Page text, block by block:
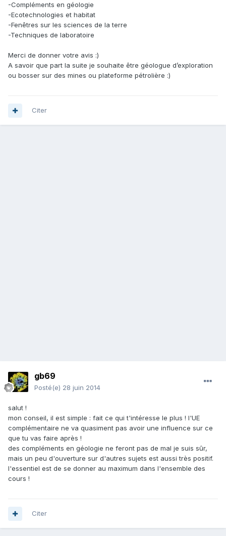
-Compléments en géologie
-Ecotechnologies et habitat
-Fenêtres sur les sciences de la terre
-Techniques de laboratoire
Merci de donner votre avis :)
A savoir que part la suite je souhaite être géologue d’exploration
ou bosser sur des mines ou plateforme pétrolière :)
Citer
gb69
Posté(e) 28 juin 2014
salut !
mon conseil, il est simple : fait ce qui t'intéresse le plus ! l'UE
complémentaire ne va quasiment pas avoir une influence sur ce
que tu vas faire après !
des compléments en géologie ne feront pas de mal je suis sûr,
mais un peu d'ouverture sur d'autres sujets est aussi très positif.
l'essentiel est de se donner au maximum dans l'ensemble des
cours !
Citer